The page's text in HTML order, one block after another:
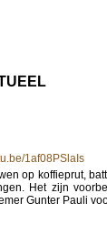
1af08PSlaIs
op koffieprut,
Het zijn
Gunter Pauli